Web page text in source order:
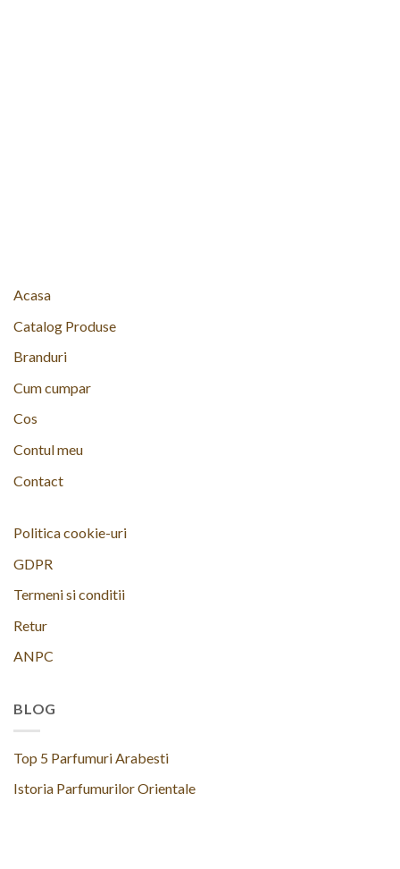
Acasa
Catalog Produse
Branduri
Cum cumpar
Cos
Contul meu
Contact
Politica cookie-uri
GDPR
Termeni si conditii
Retur
ANPC
BLOG
Top 5 Parfumuri Arabesti
Istoria Parfumurilor Orientale